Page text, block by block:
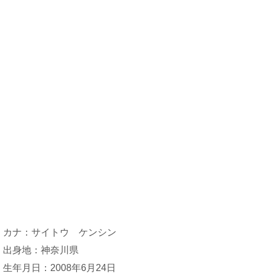
カナ：サイトウ ケンシン
出身地：神奈川県
生年月日：2008年6月24日